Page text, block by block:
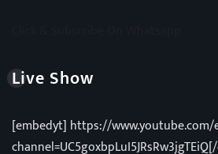
Live Show
[embedyt] https://www.youtube.com/